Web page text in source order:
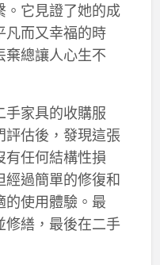
。它見證了她的成
凡而又幸福的時
棄總讓人心生不
手家具的收購服
評估後，發現這張
有任何結構性損
經過簡單的修復和
的使用體驗。最
修繕，最後在二手